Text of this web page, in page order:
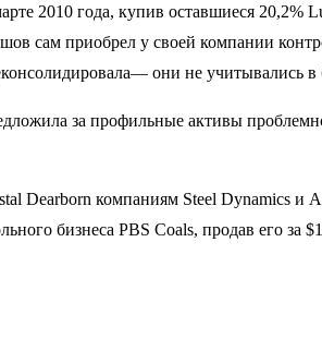
2010 года, купив оставшиеся 20,2%
сам приобрел у своей компании
они не учитывались в
за профильные активы
Dearborn компаниям Steel Dynamics и
бизнеса PBS Coals, продав его за